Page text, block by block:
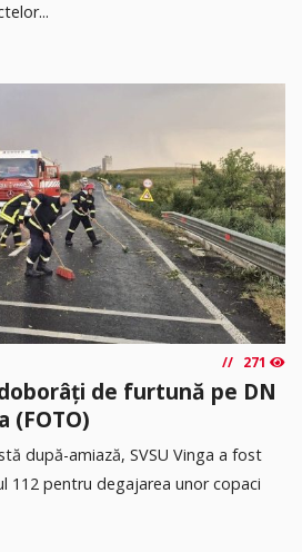
271
de furtună pe DN
(FOTO)
după-amiază, SVSU Vinga a fost
112 pentru degajarea unor copaci